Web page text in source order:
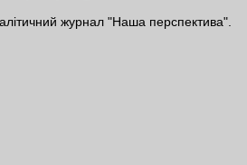
журнал "Наша перспектива".